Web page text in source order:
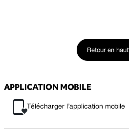
Retour en haut
APPLICATION MOBILE
Télécharger l’application mobile